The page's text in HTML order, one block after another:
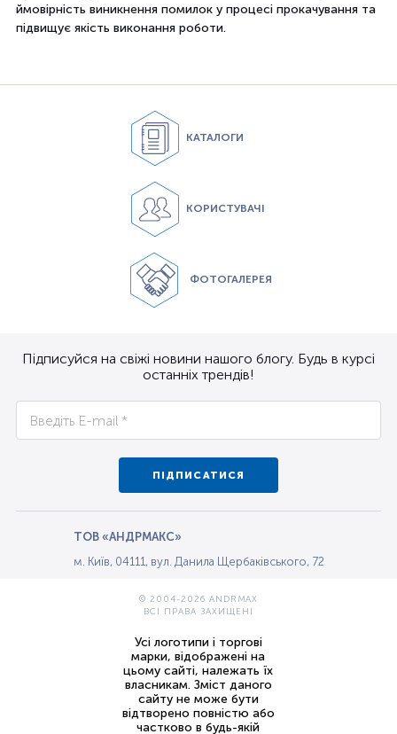
ймовірність виникнення помилок у процесі прокачування та
підвищує якість виконання роботи.
КАТАЛОГИ
КОРИСТУВАЧІ
ФОТОГАЛЕРЕЯ
Підписуйся на свіжі новини нашого блогу. Будь в курсі
останніх трендів!
ПІДПИСАТИСЯ
ТОВ «АНДРМАКС»
м. Київ, 04111, вул. Данила Щербаківського, 72
© 2004-2026 ANDRMAX
ВСІ ПРАВА ЗАХИЩЕНІ
Усі логотипи і торгові
марки, відображені на
цьому сайті, належать їх
власникам. Зміст даного
сайту не може бути
відтворено повністю або
частково в будь-якій